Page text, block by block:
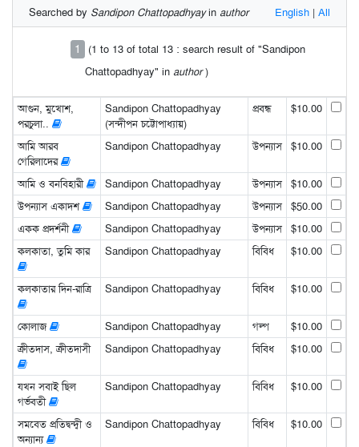
Searched by Sandipon Chattopadhyayin author English | All
1
(1 to 13 of total 13 : search result of "Sandipon
Chattopadhyay" in author)
আগুন, মুখোশ,
পরচুলা..
Sandipon Chattopadhyay
(সন্দীপন চট্টোপাধ্যায়)
প্রবন্ধ $10.00
আমি আরব
গেরিলাদের
Sandipon Chattopadhyay উপন্যাস $10.00
আমি ও বনবিহারী Sandipon Chattopadhyay উপন্যাস
$10.00
উপন্যাস একাদশ
Sandipon Chattopadhyay উপন্যাস
$50.00
একক প্রদর্শনী
Sandipon Chattopadhyay উপন্যাস
$10.00
কলকাতা, তুমি কার
Sandipon Chattopadhyay বিবিধ $10.00
কলকাতার দিন-রাত্রি Sandipon Chattopadhyay বিবিধ $10.00
কোলাজ Sandipon Chattopadhyay গল্প
$10.00
ক্রীতদাস, ক্রীতদাসী
Sandipon Chattopadhyay বিবিধ $10.00
যখন সবাই ছিল
গর্ভবতী
Sandipon Chattopadhyay বিবিধ $10.00
সমবেত প্রতিদ্বন্দ্বী ও
অন্যান্য
Sandipon Chattopadhyay বিবিধ $10.00